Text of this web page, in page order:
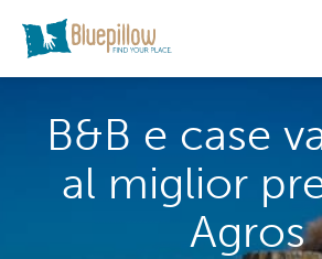
B&B e case
al miglior
Agros